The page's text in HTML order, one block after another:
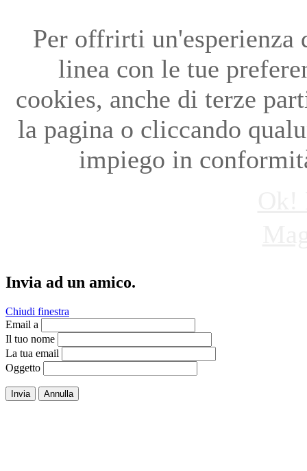
Per offrirti un'esperienza
linea con le tue
cookies, anche di terze
la pagina o cliccando
impiego in
Invia ad un amico.
Chiudi finestra
Email a
Il tuo nome
La tua email
Oggetto
Invia Annulla